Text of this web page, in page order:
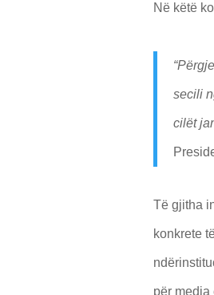
Në këtë
secili
cilët
Të gjitha
konkrete
për media